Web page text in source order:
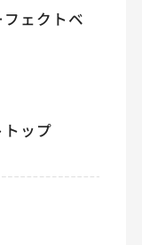
ェクトベ
ップ